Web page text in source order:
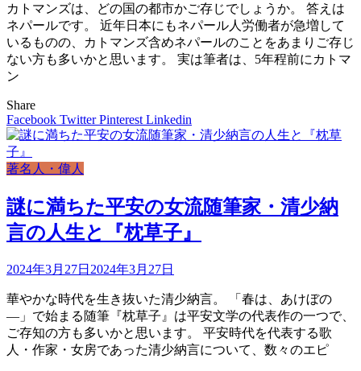
カトマンズは、どの国の都市かご存じでしょうか。 答えは
ネパールです。 近年日本にもネパール人労働者が急増して
いるものの、カトマンズ含めネパールのことをあまりご存じ
ない方も多いかと思います。 実は筆者は、5年程前にカトマ
ン
Share
Facebook TwitterPinterest Linkedin
著名人・偉人
謎に満ちた平安の女流随筆家・清少納
言の人生と『枕草子』
2024年3月27日 2024年3月27日
華やかな時代を生き抜いた清少納言。 「春は、あけぼの
—」で始まる随筆『枕草子』は平安文学の代表作の一つで、
ご存知の方も多いかと思います。 平安時代を代表する歌
人・作家・女房であった清少納言について、数々のエピ